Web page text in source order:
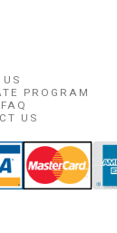
PROGRAM
US